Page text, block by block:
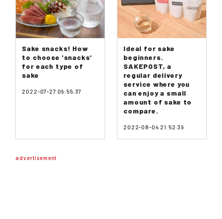
Sake snacks! How
to choose 'snacks'
for each type of
sake
2022-07-27 09:55:37
Ideal for sake
beginners.
SAKEPOST, a
regular delivery
service where you
can enjoy a small
amount of sake to
compare.
2022-08-04 21:52:39
advertisement